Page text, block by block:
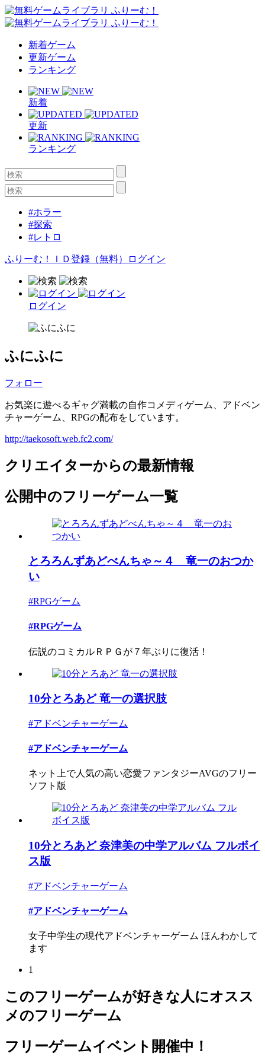
新着ゲーム
更新ゲーム
ランキング
新着
更新
ランキング
#ホラー
#探索
#レトロ
ふりーむ！ＩＤ登録（無料） ログイン
ログイン
ふにふに
フォロー
お気楽に遊べるギャグ満載の自作コメディゲーム、アドベン
チャーゲーム、RPGの配布をしています。
http://taekosoft.web.fc2.com/
クリエイターからの最新情報
公開中のフリーゲーム一覧
とろろんずあどべんちゃ～４ 竜一のおつか
い
#RPGゲーム
#RPGゲーム
伝説のコミカルＲＰＧが７年ぶりに復活！
10分とろあど 竜一の選択肢
#アドベンチャーゲーム
#アドベンチャーゲーム
ネット上で人気の高い恋愛ファンタジーAVGのフリー
ソフト版
10分とろあど 奈津美の中学アルバム フルボイ
ス版
#アドベンチャーゲーム
#アドベンチャーゲーム
女子中学生の現代アドベンチャーゲーム ほんわかして
ます
1
このフリーゲームが好きな人にオスス
メのフリーゲーム
フリーゲームイベント開催中！